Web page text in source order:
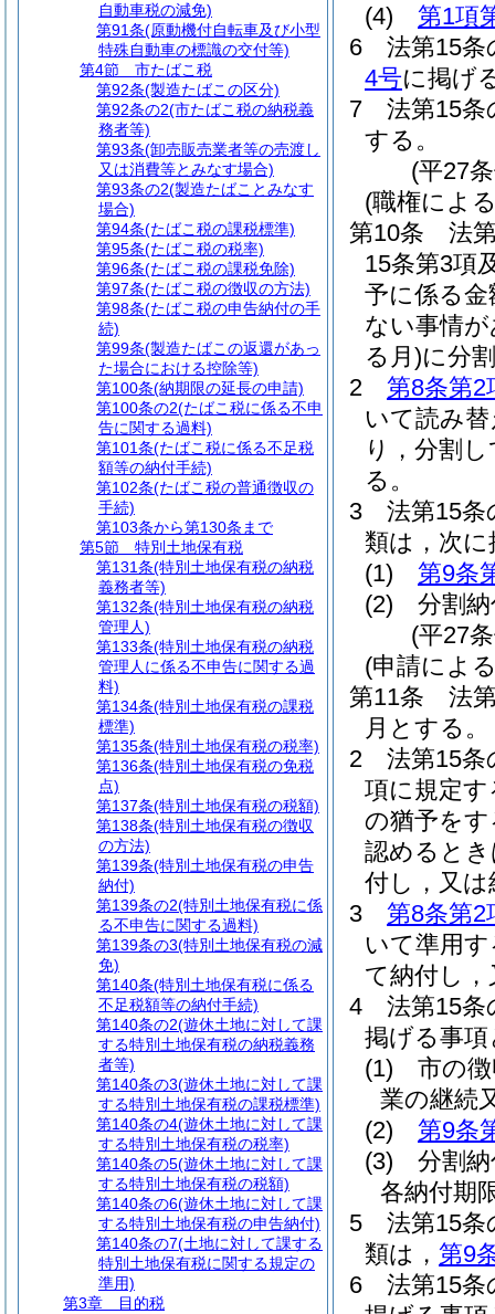
(4)
第1項
6
法第15
4号に掲げ
7
法第15条
する。
(平27
(職権によ
第10条
法
15条第3項
予に係る
ない事情
る月)に分
2
第8条第2
いて読み
り，分割
る。
3
法第15条
類は，次
(1)
第9条
(2)
分割
(平27
(申請によ
第11条
法
月とする。
2
法第15条
項に規定
の猶予を
認めると
付し，又
3
第8条第2
いて準用
て納付し
4
法第15
掲げる事
(1)
市の
業の継続
(2)
第9条
(3)
分割
各納付期
5
法第15条
類は， 第9
6
法第15
自動車税の減免)
第91条(原動機付自転車及び小型
特殊自動車の標識の交付等)
第4節
市たばこ税
第92条(製造たばこの区分)
第92条の2(市たばこ税の納税義
務者等)
第93条(卸売販売業者等の売渡し
又は消費等とみなす場合)
第93条の2(製造たばことみなす
場合)
第94条(たばこ税の課税標準)
第95条(たばこ税の税率)
第96条(たばこ税の課税免除)
第97条(たばこ税の徴収の方法)
第98条(たばこ税の申告納付の手
続)
第99条(製造たばこの返還があっ
た場合における控除等)
第100条(納期限の延長の申請)
第100条の2(たばこ税に係る不申
告に関する過料)
第101条(たばこ税に係る不足税
額等の納付手続)
第102条(たばこ税の普通徴収の
手続)
第103条から第130条まで
第5節
特別土地保有税
第131条(特別土地保有税の納税
義務者等)
第132条(特別土地保有税の納税
管理人)
第133条(特別土地保有税の納税
管理人に係る不申告に関する過
料)
第134条(特別土地保有税の課税
標準)
第135条(特別土地保有税の税率)
第136条(特別土地保有税の免税
点)
第137条(特別土地保有税の税額)
第138条(特別土地保有税の徴収
の方法)
第139条(特別土地保有税の申告
納付)
第139条の2(特別土地保有税に係
る不申告に関する過料)
第139条の3(特別土地保有税の減
免)
第140条(特別土地保有税に係る
不足税額等の納付手続)
第140条の2(遊休土地に対して課
する特別土地保有税の納税義務
者等)
第140条の3(遊休土地に対して課
する特別土地保有税の課税標準)
第140条の4(遊休土地に対して課
する特別土地保有税の税率)
第140条の5(遊休土地に対して課
する特別土地保有税の税額)
第140条の6(遊休土地に対して課
する特別土地保有税の申告納付)
第140条の7(土地に対して課する
特別土地保有税に関する規定の
準用)
第3章
目的税